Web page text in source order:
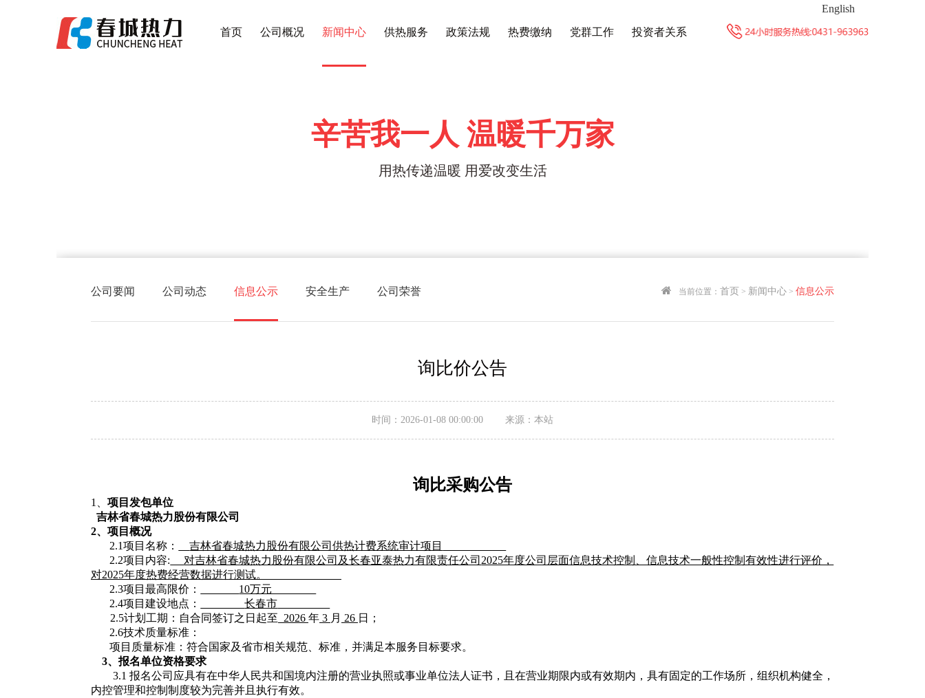
首页 公司概况 新闻中心 供热服务 政策法规 热费缴纳 党群工作 投资者关系
English
辛苦我一人 温暖千万家
用热传递温暖 用爱改变生活
公司要闻 公司动态 信息公示 安全生产 公司荣誉 当前位置： 首页 > 新闻中心 > 信息公示
询比价公告
时间：2026-01-08 00:00:00 来源：本站
询比采购公告
1、 项目发包单位
吉林省春城热力股份有限公司
2、项目概况
2.1项目名称：
吉林省春城热力股份有限公司供热计费系统审计项目
2.2项目 内容: 对吉林省春城热力股份有限公司及长春亚泰热力有限责任公司 2025年度公司层面信息技术控制、信息技术一般性控制有效性进行评价，
对2025年度热费经营数据进行测试。
2.3项目最高限价：
10万元
2.4项目建设地点：
长春市
2.5计划工期：自合同签订之日起至 2026 年 3 月 26 日
；
2.6技术质量标准：
项目质量标准：符合国家及省市相关规范、标准，并满足本服务目标要求。
3、 报名单位资格要求
3.1 报名公司应具有在中华人民共和国境内注册的营业执照或事业单位法人证书，且在营业期限内或有效期内，具有固定的工作场所，组织机构健全，
内控管理和控制制度较为完善并且执行有效。